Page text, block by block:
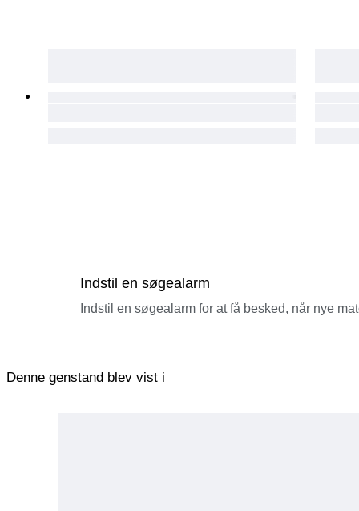
Indstil en søgealarm
Indstil en søgealarm for at få besked, når nye
Denne genstand blev vist i